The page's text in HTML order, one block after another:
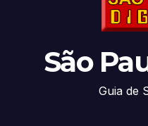
São
Guia de